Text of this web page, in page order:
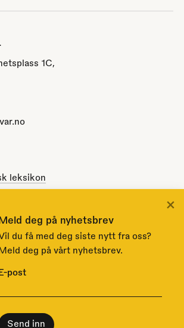
1C,
leksikon
en partipolitisk nøytral
opprettet av Stortinget i 1951 for å
om norsk sikkerhets- og
deg på nyhetsbrev
du få med deg siste nytt fra oss?
deg på vårt nyhetsbrev.
post
×